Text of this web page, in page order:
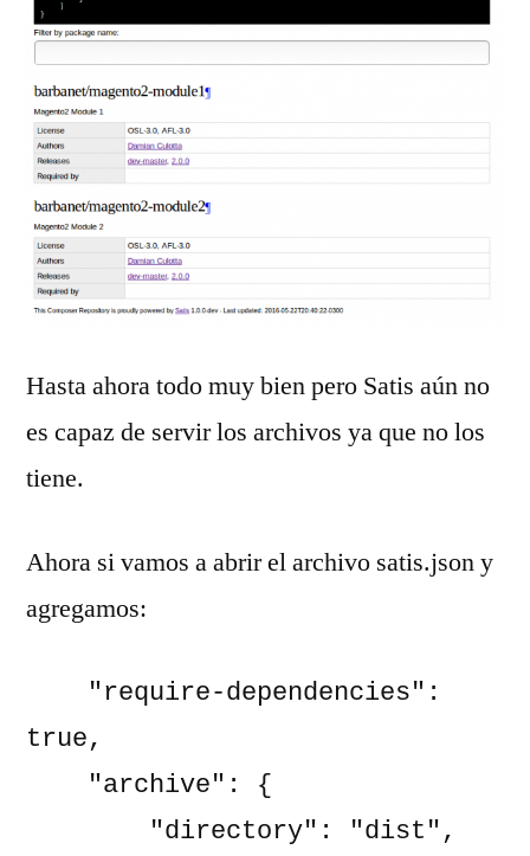
Hasta ahora todo muy bien pero Satis aún no
es capaz de servir los archivos ya que no los
tiene.
Ahora si vamos a abrir el archivo satis.json y
agregamos:
true,